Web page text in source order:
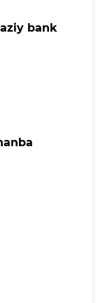
bank